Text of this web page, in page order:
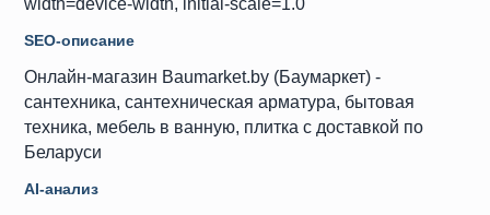
width=device-width, initial-scale=1.0
SEO-описание
Онлайн-магазин Baumarket.by (Баумаркет) -
сантехника, сантехническая арматура, бытовая
техника, мебель в ванную, плитка с доставкой по
Беларуси
AI-анализ